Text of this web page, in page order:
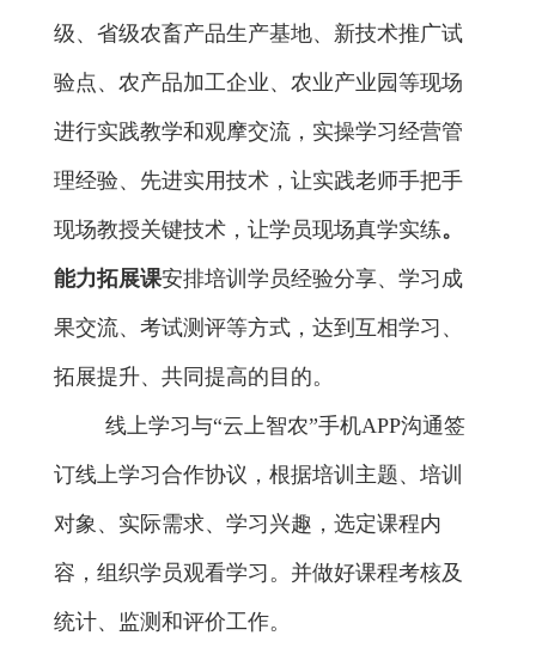
级、省级农畜产品生产基地、新技术推广试
验点、农产品加工企业、农业产业园等现场
进行实践教学和观摩交流，实操学习 经营管
理经验、先进实用技术，让实践老师手把手
现场教授关键技术，让学员现场真学实练。
能力拓展课安排培训学员经验分享、学习成
果交流、考试测评等方式 ，达到互相学习、
拓展提升、共同提高的目的。
线上学习 与“云上智农”手机APP沟通签
订线上学习合作协议，根据培训 主题、培训
对象、实际需求、学习兴趣， 选定课程内
容 ，组织学员观看学习 。并做好课程考核及
统计、监测和评价工作。